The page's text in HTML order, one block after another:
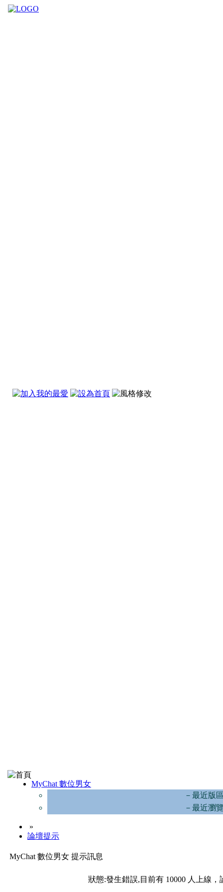
MyChat 數位男女
－最近版
－最近瀏
»
論壇提示
MyChat 數位男女 提示訊息
狀態:發生錯誤,目前有 10000 人上線